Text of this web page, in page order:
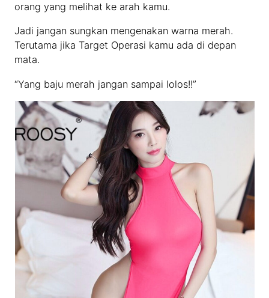
orang yang melihat ke arah kamu.
Jadi jangan sungkan mengenakan warna merah.
Terutama jika Target Operasi kamu ada di depan
mata.
“Yang baju merah jangan sampai lolos!!”